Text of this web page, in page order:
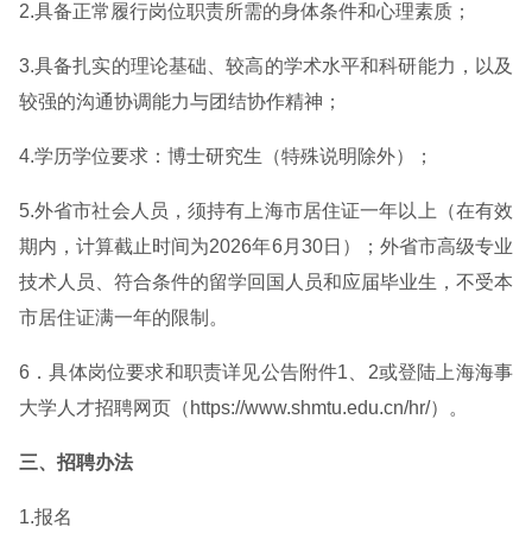
2.具备正常履行岗位职责所需的身体条件和心理素质；
3.具备扎实的理论基础、较高的学术水平和科研能力，以及
较强的沟通协调能力与团结协作精神；
4.学历学位要求：博士研究生（特殊说明除外）；
5.外省市社会人员，须持有上海市居住证一年以上（在有效
期内，计算截止时间为2026年6月30日）；外省市高级专业
技术人员、符合条件的留学回国人员和应届毕业生，不受本
市居住证满一年的限制。
6．具体岗位要求和职责详见公告附件1、2或登陆上海海事
大学人才招聘网页（https://www.shmtu.edu.cn/hr/）。
三、招聘办法
1.报名